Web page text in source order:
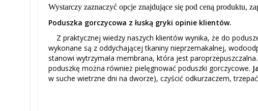
Wystarczy zaznaczyć opcje znajdujące się pod ceną produktu,
Poduszka gorczycowa z łuską gryki opinie klientów.
Z praktycznej wiedzy naszych klientów wynika, że do
wykonane są z oddychającej tkaniny nieprzemakalnej,
stanowi wytrzymała membrana, która jest
poduszkę można również pielęgnować poduszki gorczycowe.
w suche wietrzne dni na dworze), czyścić odkurzaczem,